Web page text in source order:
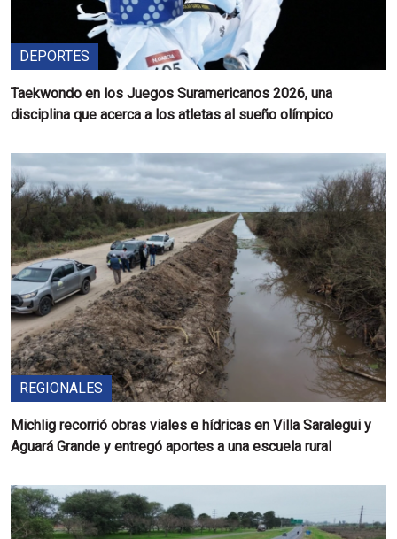
DEPORTES
Taekwondo en los Juegos Suramericanos 2026, una
disciplina que acerca a los atletas al sueño olímpico
REGIONALES
Michlig recorrió obras viales e hídricas en Villa Saralegui y
Aguará Grande y entregó aportes a una escuela rural